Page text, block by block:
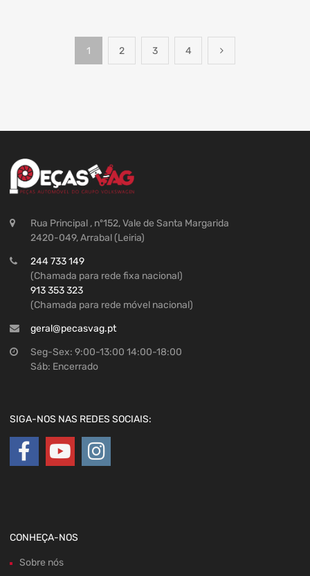
1 2 3 4
Rua Principal , nº152, Vale de Santa Margarida
2420-049, Arrabal (Leiria)
244 733 149
(Chamada para rede fixa nacional)
913 353 323
(Chamada para rede móvel nacional)
geral@pecasvag.pt
Seg-Sex: 9:00-13:00 14:00-18:00
Sáb: Encerrado
SIGA-NOS NAS REDES SOCIAIS:
CONHEÇA-NOS
Sobre nós